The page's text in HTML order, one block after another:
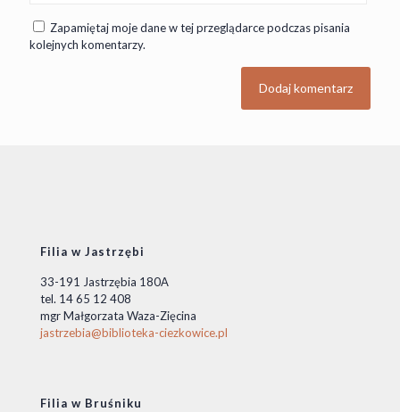
Zapamiętaj moje dane w tej przeglądarce podczas pisania
kolejnych komentarzy.
Filia w Jastrzębi
33-191 Jastrzębia 180A
tel. 14 65 12 408
mgr Małgorzata Waza-Zięcina
jastrzebia@biblioteka-ciezkowice.pl
Filia w Bruśniku